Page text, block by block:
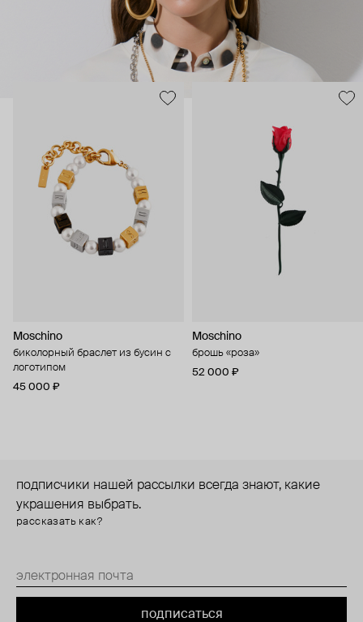
Moschino
биколорный браслет из бусин с
логотипом
45 000 ₽
Moschino
брошь «роза»
52 000 ₽
подписчики нашей рассылки всегда знают, какие
украшения выбрать.
рассказать как?
подписаться